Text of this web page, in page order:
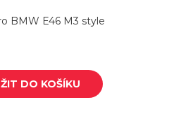
BMW E46 M3 style
DO KOŠÍKU